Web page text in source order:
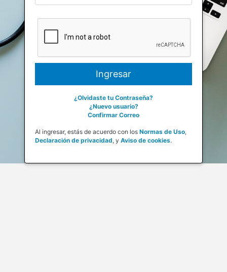
¿Olvidaste tu Contraseña?
¿Nuevo usuario?
Confirmar Correo
Al ingresar, estás de acuerdo con los Normas de Uso,
Declaración de privacidad, y Aviso de cookies.